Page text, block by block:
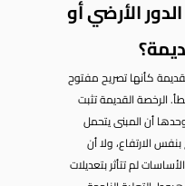
الأرضي أو
كأنها تصريح مفتوح
الرخصة القديمة تثبت
أن المبنى يتحمل
الارتفاع، ولا أن
لم تتأثر بتعديلات